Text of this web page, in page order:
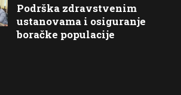
Podrška zdravstvenim
ustanovama i osiguranje
boračke populacije